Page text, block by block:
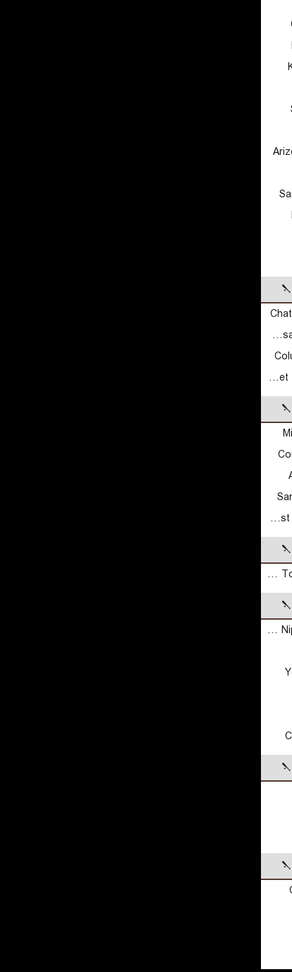
Pensacola Blue Wahoos
Rocket City Trash Pandas
Northwest Arkansas Naturals
Hiroshima Toyo Carp Reserves
Hokkaido Nippon Ham Fighters